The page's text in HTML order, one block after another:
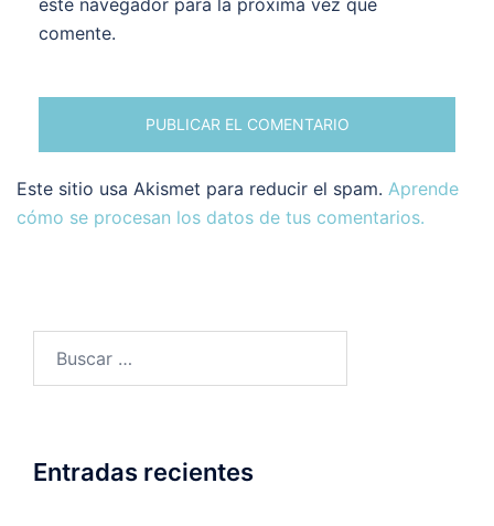
este navegador para la próxima vez que
comente.
Este sitio usa Akismet para reducir el spam. Aprende
cómo se procesan los datos de tus comentarios.
Entradas recientes